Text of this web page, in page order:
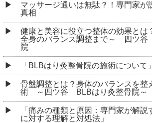
マッサージ通いは無駄？！専門家が
真相
健康と美容に役立つ整体の効果とは
全身のバランス調整まで～ 四ツ
院
「BLBはり灸整骨院の施術について」
骨盤調整とは？身体のバランスを整
術 ～四ツ谷 BLBはり灸整骨院～
「痛みの種類と原因：専門家が解
に対する理解と対処法」